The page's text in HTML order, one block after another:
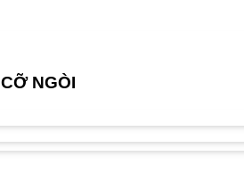
CỠ NGÒI